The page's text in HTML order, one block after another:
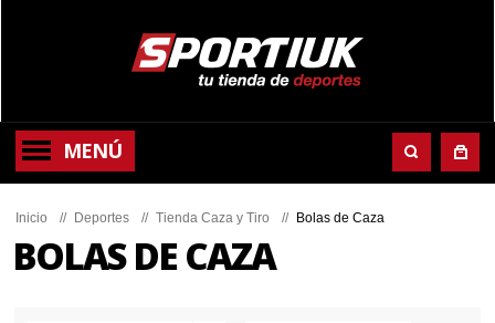
MENÚ
Inicio // Deportes // Tienda Caza y Tiro // Bolas de Caza
BOLAS DE CAZA